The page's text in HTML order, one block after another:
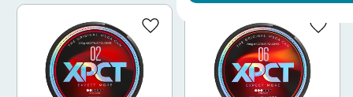
Lägg till i favoriter Lägg